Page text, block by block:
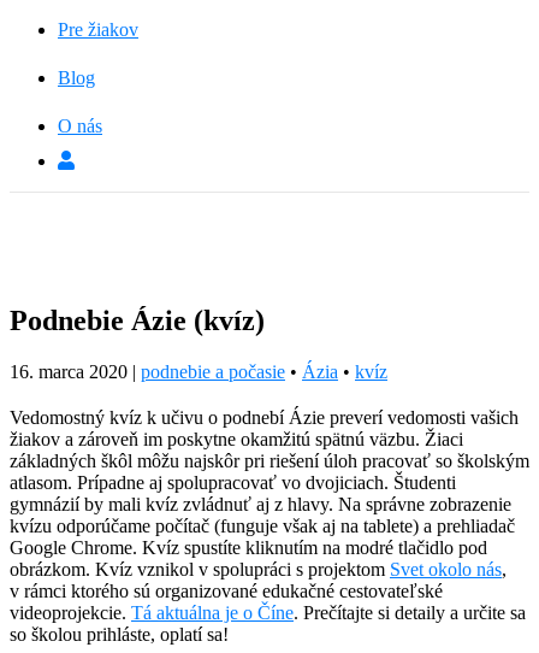
Pre žiakov
Blog
O nás
Podnebie Ázie (kvíz)
16. marca 2020 | podnebie a počasie • Ázia • kvíz
Vedomostný kvíz k učivu o podnebí Ázie preverí vedomosti vašich
žiakov a zároveň im poskytne okamžitú spätnú väzbu. Žiaci
základných škôl môžu najskôr pri riešení úloh pracovať so školským
atlasom. Prípadne aj spolupracovať vo dvojiciach. Študenti
gymnázií by mali kvíz zvládnuť aj z hlavy. Na správne zobrazenie
kvízu odporúčame počítač (funguje však aj na tablete) a prehliadač
Google Chrome. Kvíz spustíte kliknutím na modré tlačidlo pod
obrázkom. Kvíz vznikol v spolupráci s projektom Svet okolo nás,
v rámci ktorého sú organizované edukačné cestovateľské
videoprojekcie. Tá aktuálna je o Číne. Prečítajte si detaily a určite sa
so školou prihláste, oplatí sa!